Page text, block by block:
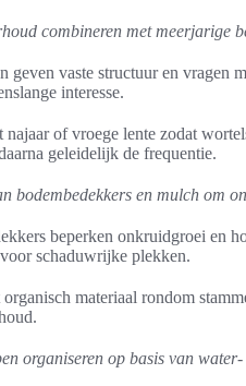
combineren met meerjarige
geven vaste structuur en vragen
interesse.
najaar of vroege lente zodat
geleidelijk de frequentie.
bodembedekkers en mulch om
beperken onkruidgroei en
schaduwrijke plekken.
materiaal rondom
organiseren op basis van